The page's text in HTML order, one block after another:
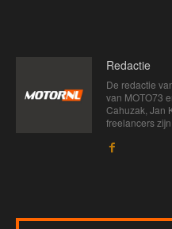
Redactie
De redactie
van MOTO73
Cahuzak, Jan
freelancers